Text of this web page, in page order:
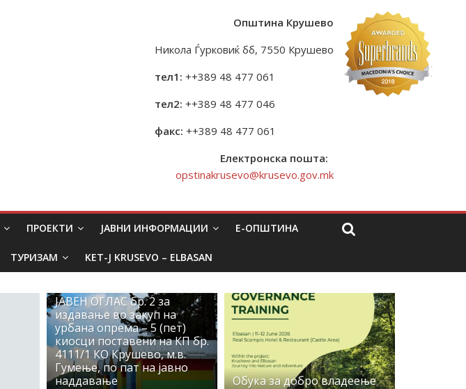
Општина Крушево
Никола Ѓурковиќ бб, 7550 Крушево
тел1: ++389 48 477 061
тел2: ++389 48 477 046
факс: ++389 48 477 061
Електронска пошта:
opstinakrusevo@krusevo.gov.mk
ПРОЕКТИ ЈАВНИ ИНФОРМАЦИИ Е-ОПШТИНА
ТУРИЗАМ KET-J KRUSEVO – ELBASAN
ЈАВЕН ОГЛАС бр. 2 за
издавање во закуп на
урбана опрема – 5 (пет)
киосци поставени на КП бр.
4111/1 КО Крушево, м.в.
Гумење, по пат на јавно
наддавање
Обука за добро владеење